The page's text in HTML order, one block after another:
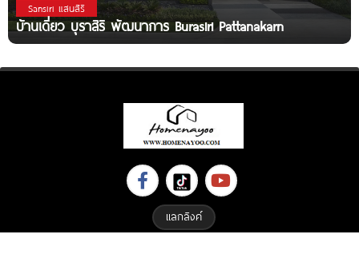
Sansiri แสนสิริ
บ้านเดี่ยว บุราสิริ พัฒนาการ Burasiri Pattanakarn
แลกลิงค์